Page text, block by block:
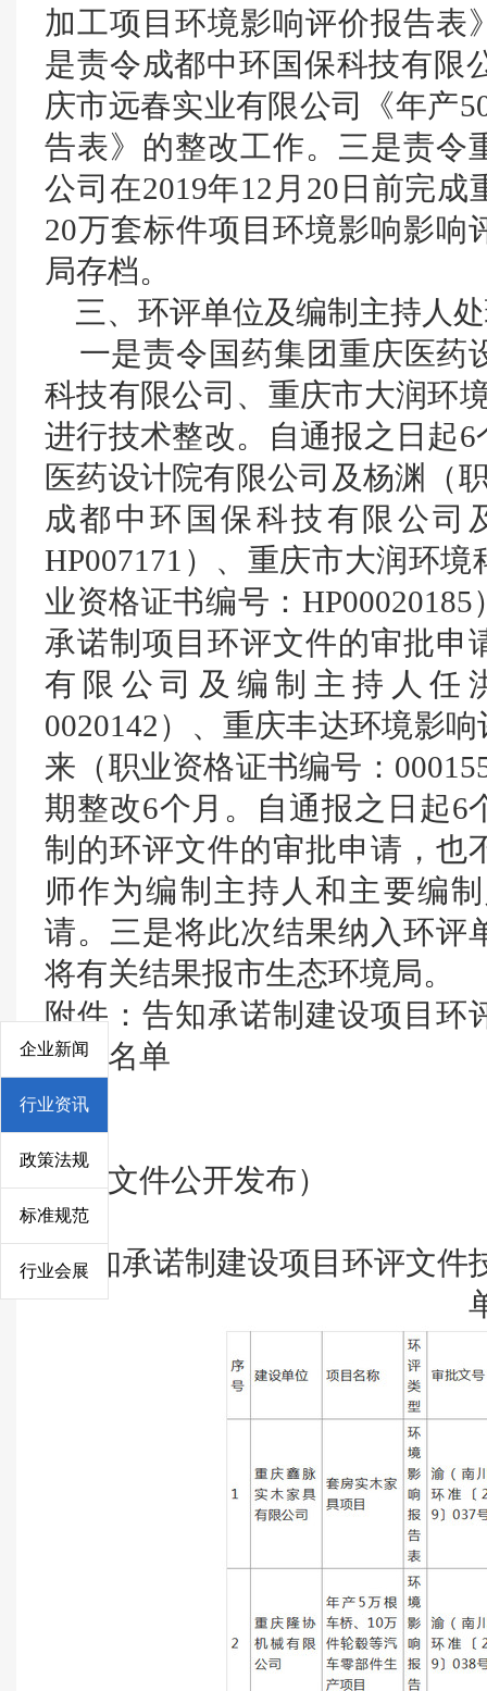
企业新闻
行业资讯
政策法规
标准规范
行业会展
加工项目环境影响评价报告表
是责令成都中环国保科技有限
庆市远春实业有限公司《年产
告表》的整改工作。三是责令
公司在2019年12月20日前完
20万套标件项目环境影响影响
局存档。
三、环评单位及编制主持人
一是责令国药集团重庆医药
科技有限公司、重庆市大润环
进行技术整改。自通报之日起
医药设计院有限公司及杨渊（
成都中环国保科技有限公司
HP007171）、重庆市大润环
业资格证书编号：
承诺制项目环评文件的审批申
有限公司及编制主持人任
0020142）、重庆丰达环境影
来（职业资格证书编号：
期整改6个月。自通报之日起6
制的环评文件的审批申请，也
师作为编制主持人和主要编
请。三是将此次结果纳入环评
将有关结果报市生态环境局。
附件：告知承诺制建设项目环
通报名单
（此文件公开发布）
附件
告知承诺制建设项目环评文件